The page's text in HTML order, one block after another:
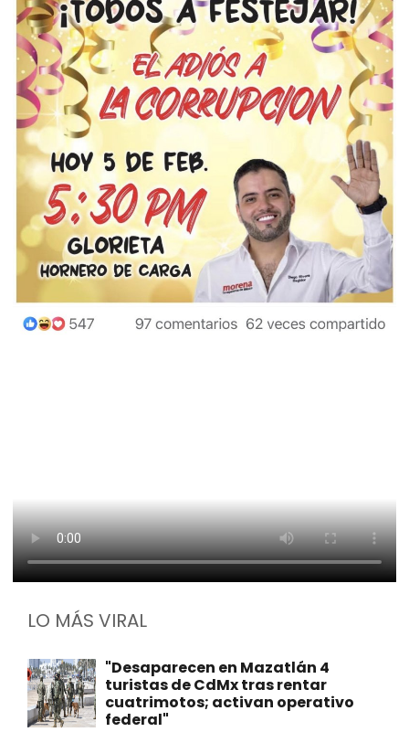
LO MÁS VIRAL
"Desaparecen en Mazatlán 4
turistas de CdMx tras rentar
cuatrimotos; activan operativo
federal"